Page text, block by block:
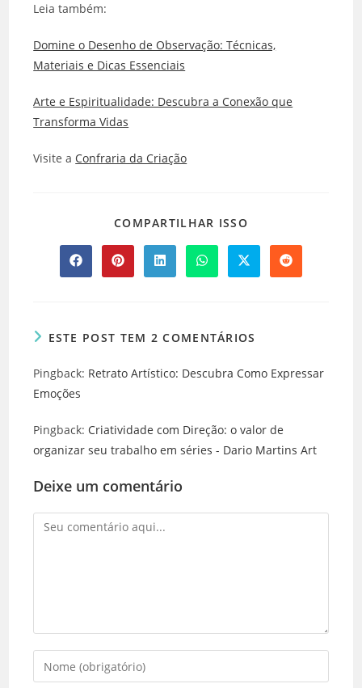
Leia também:
Domine o Desenho de Observação: Técnicas,
Materiais e Dicas Essenciais
Arte e Espiritualidade: Descubra a Conexão que
Transforma Vidas
Visite a Confraria da Criação
COMPARTILHAR ISSO
CONTEÚDO
Abre
em
Abre
em
Abre
em
Abre
em
Abre
em
Abre
em
ESTE POST TEM 2 COMENTÁRIOS
Pingback: Retrato Artístico: Descubra Como Expressar
Emoções
Pingback: Criatividade com Direção: o valor de
organizar seu trabalho em séries - Dario Martins Art
Deixe um comentário
Comentário
Digite
seu